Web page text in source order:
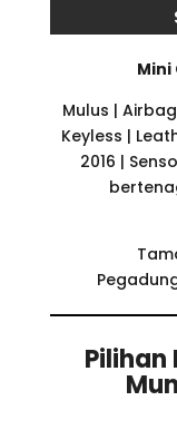
Mini
Mulus |
Keyless |
2016 |
Pilihan